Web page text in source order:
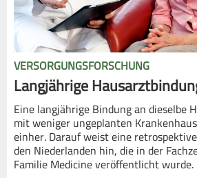
VERSORGUNGSFORSCHUNG
Langjährige
Eine langjährige Bindung an dieselbe
mit weniger ungeplanten
einher. Darauf weist eine
den Niederlanden hin, die in der
Familie Medicine veröffentlicht wurde.